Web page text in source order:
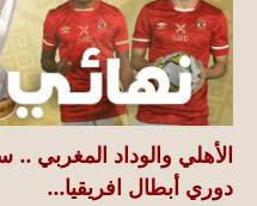
الأهلي والوداد المغربي
دوري أبطال افريقيا...